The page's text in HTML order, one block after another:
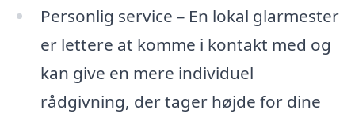
Personlig service – En lokal glarmester
er lettere at komme i kontakt med og
kan give en mere individuel
rådgivning, der tager højde for dine